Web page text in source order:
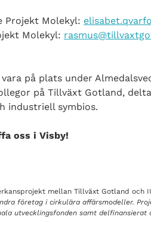
Projekt Molekyl:
Molekyl:
på plats under
på Tillväxt Gotland,
industriell symbios.
oss i Visby!
mellan Tillväxt Gotland och
företag i cirkulära affärsmodeller.
utvecklingsfonden samt delfinansierat